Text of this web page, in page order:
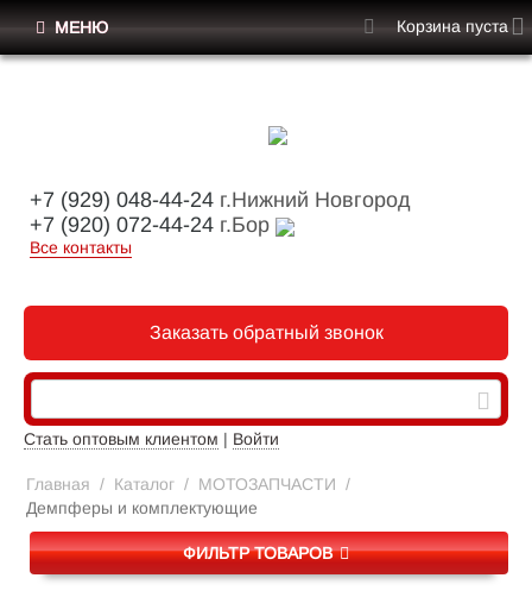
+7 (929) 048-44-24 г.Нижний Новгород
+7 (920) 072-44-24 г.Бор
Все контакты
Заказать обратный звонок
Стать оптовым клиентом | Войти
МЕНЮ Корзина пуста
Главная / Каталог / МОТОЗАПЧАСТИ /
Демпферы и комплектующие
ФИЛЬТР ТОВАРОВ